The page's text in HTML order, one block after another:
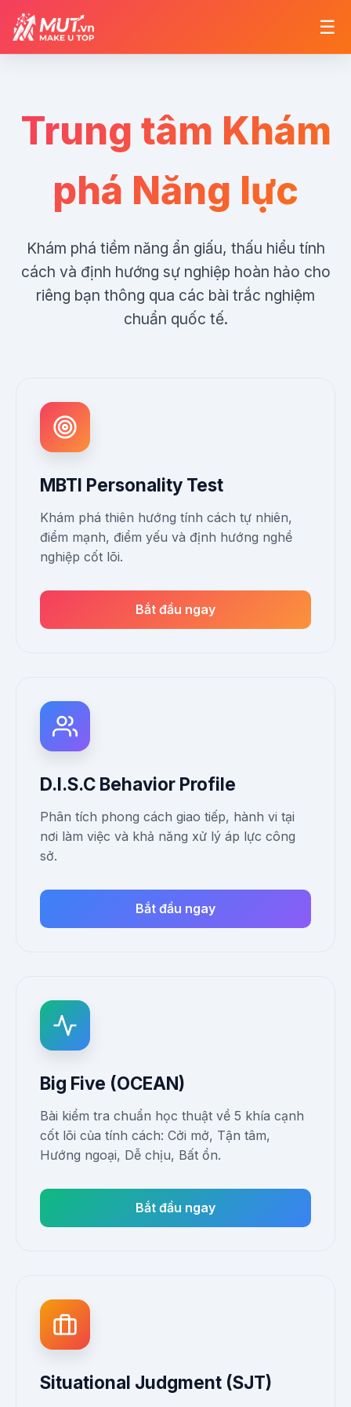
☰
Trung tâm Khám
phá Năng lực
Khám phá tiềm năng ẩn giấu, thấu hiểu tính
cách và định hướng sự nghiệp hoàn hảo cho
riêng bạn thông qua các bài trắc nghiệm
chuẩn quốc tế.
MBTI Personality Test
Khám phá thiên hướng tính cách tự nhiên,
điểm mạnh, điểm yếu và định hướng nghề
nghiệp cốt lõi.
Bắt đầu ngay
D.I.S.C Behavior Profile
Phân tích phong cách giao tiếp, hành vi tại
nơi làm việc và khả năng xử lý áp lực công
sở.
Bắt đầu ngay
Big Five (OCEAN)
Bài kiểm tra chuẩn học thuật về 5 khía cạnh
cốt lõi của tính cách: Cởi mở, Tận tâm,
Hướng ngoại, Dễ chịu, Bất ổn.
Bắt đầu ngay
Situational Judgment (SJT)